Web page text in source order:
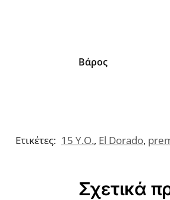
Βάρος
Ετικέτες: 15 Y.O., El Dorado,
Σχετικά